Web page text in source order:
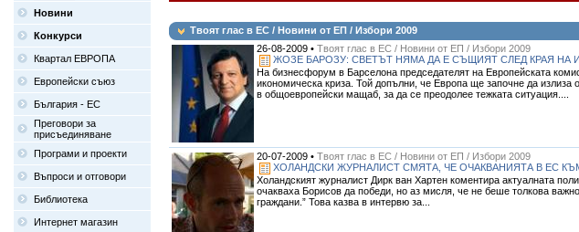
Новини
Конкурси
Квартал ЕВРОПА
Европейски съюз
България - ЕС
Преговори за
присъединяване
Програми и проекти
Въпроси и отговори
Библиотека
Интернет магазин
Твоят глас в ЕС / Новини от ЕП / Избори 2009
26-08-2009 • Твоят глас в ЕС / Новини от ЕП / Избори 2009
ЖОЗЕ БАРОЗУ: СВЕТЪТ НЯМА ДА Е СЪЩИЯТ СЛЕД КРАЯ НА
На бизнесфорум в Барселона председателят на Европейската
икономическа криза. Той допълни, че Европа ще започне да
в общоевропейски мащаб, за да се преодолее тежката ситуация....
20-07-2009 • Твоят глас в ЕС / Новини от ЕП / Избори 2009
ХОЛАНДСКИ ЖУРНАЛИСТ СМЯТА, ЧЕ ОЧАКВАНИЯТА В ЕС
Холандският журналист Дирк ван Хартен коментира актуалната
очакваха Борисов да победи, но аз мисля, че не беше толкова
граждани.” Това казва в интервю за...